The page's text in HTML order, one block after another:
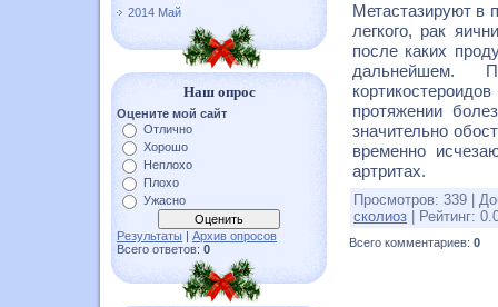
2014 Май
Наш опрос
Оцените мой сайт
Отлично
Хорошо
Неплохо
Плохо
Ужасно
Результаты | Архив опросов
Всего ответов: 0
Метастазируют в
легкого, рак
после каких
дальнейшем.
протяжении
значительно
временно
артритах.
Просмотров: 339
сколиоз
Рейтинг:
Всего комментариев: 0